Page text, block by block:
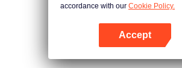
accordance with our Cookie Policy.
Accept